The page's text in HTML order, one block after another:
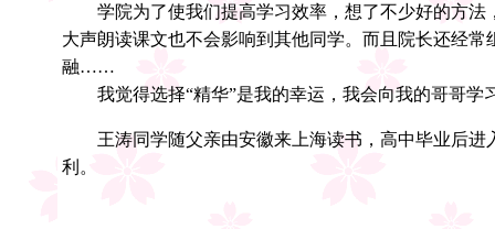
学院为了使我们提高学习效率，想了不少好的方法
大声朗读课文也不会影响到其他同学。而且院长还经
融……
我觉得选择“精华”是我的幸运，我会向我的哥哥学
王涛同学随父亲由安徽来上海读书，高中毕业后进
利。